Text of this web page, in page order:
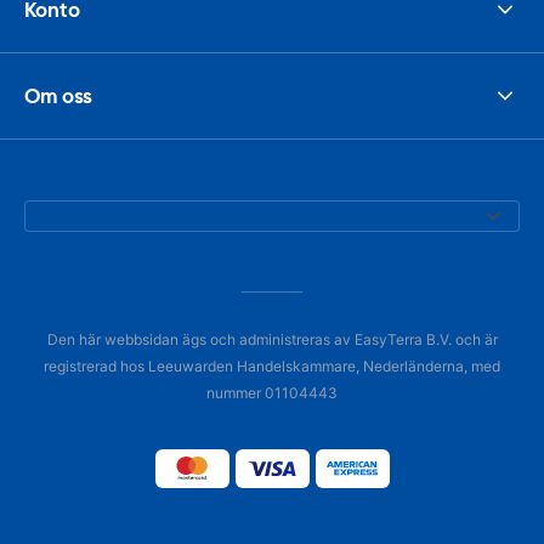
Konto
Om oss
Den här webbsidan ägs och administreras av EasyTerra B.V. och är
registrerad hos Leeuwarden Handelskammare, Nederländerna, med
nummer 01104443